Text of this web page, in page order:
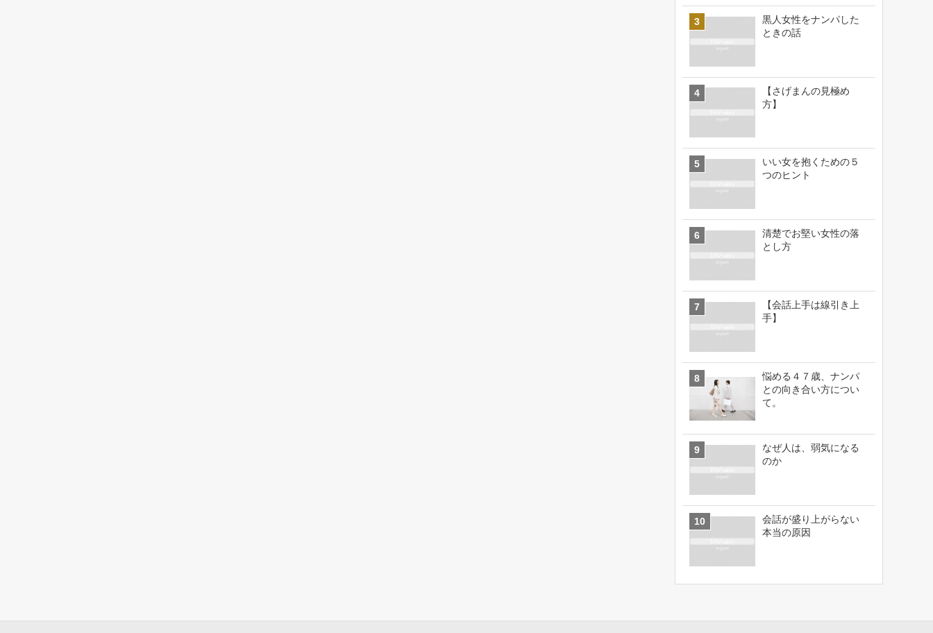
黒人女性をナンパした
ときの話
【さげまんの見極め
方】
いい女を抱くための５
つのヒント
清楚でお堅い女性の落
とし方
【会話上手は線引き上
手】
悩める４７歳、ナンパ
との向き合い方につい
て。
なぜ人は、弱気になる
のか
会話が盛り上がらない
本当の原因